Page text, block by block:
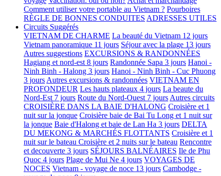
Comment utiliser votre portable au Vietnam ? Pourboires
RÈGLE DE BONNES CONDUITES ADRESSES UTILES
Circuits Suggérés
VIETNAM DE CHARME La beauté du Vietnam 12 jours
Vietnam panoramique 11 jours Séjour avec la plage 13 jours
Autres suggestions EXCURSIONS & RANDONNÉES
Hagiang et nord-est 8 jours Randonnée Sapa 3 jours Hanoi -
Ninh Binh - Halong 3 jours Hanoi - Ninh Binh - Cuc Phuong
3 jours Autres excursions & randonnées VIETNAM EN
PROFONDEUR Les hauts plateaux 4 jours La beaute du
Nord-Est 7 jours Route du Nord-Ouest 7 jours Autres circuits
CROISIÈRE DANS LA BAIE D'HALONG Croisière et 1
nuit sur la jonque Croisière baie de Bai Tu Long et 1 nuit sur
la jonque Baie d'Halong et baie de Lan Ha 3 jours DELTA
DU MEKONG & MARCHÉS FLOTTANTS Croisière et 1
nuit sur le bateau Croisière et 2 nuits sur le bateau Rencontre
et decouverte 3 jours SÉJOURS BALNÉAIRES Ile de Phu
Quoc 4 jours Plage de Mui Ne 4 jours VOYAGES DE
NOCES Vietnam - voyage de noce 13 jours Cambodge -